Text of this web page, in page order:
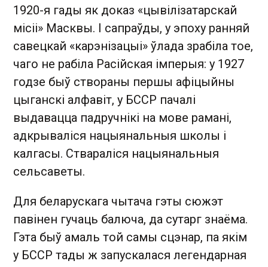
1920-я гады як доказ «цывілізатарскай
місіі» Масквы. І сапраўды, у эпоху ранняй
савецкай «карэнізацыі» ўлада зрабіла тое,
чаго не рабіла Расійская імперыя: у 1927
годзе быў створаны першы афіцыйны
цыганскі алфавіт, у БССР пачалі
выдавацца падручнікі на мове рамані,
адкрываліся нацыянальныя школы і
калгасы. Ствараліся нацыянальныя
сельсаветы.
Для беларускага чытача гэты сюжэт
павінен гучаць балюча, да сутарг знаёма.
Гэта быў амаль той самы сцэнар, па якім
у БССР тады ж запускалася легендарная